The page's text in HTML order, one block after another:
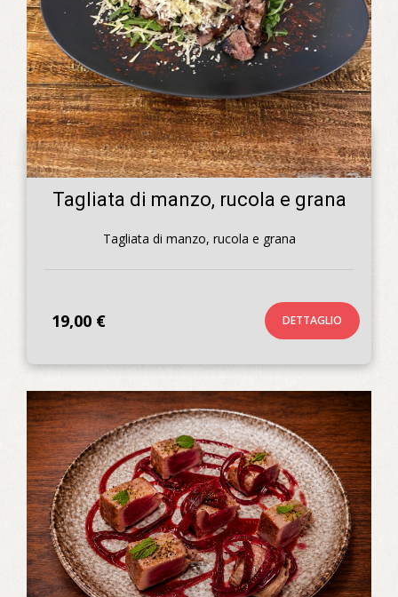
Tagliata di manzo, rucola e grana
Tagliata di manzo, rucola e grana
19,00 € DETTAGLIO